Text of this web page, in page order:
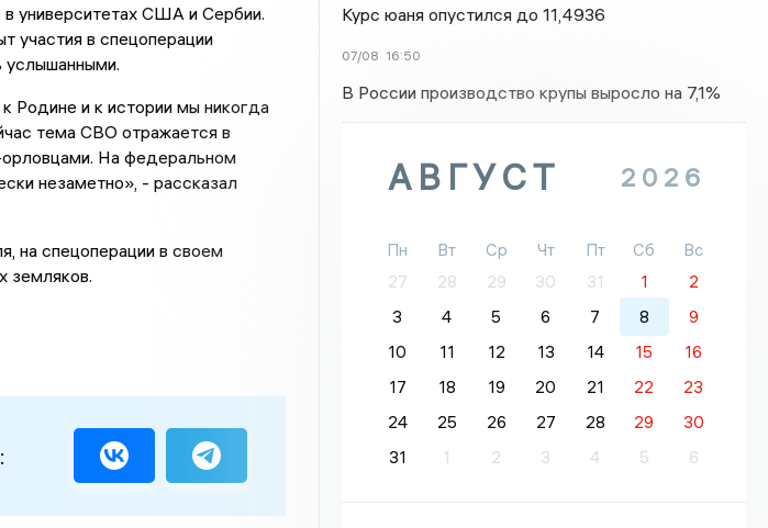
в университетах США и Сербии.
участия в спецоперации
услышанными.
Родине и к истории мы никогда
тема СВО отражается в
орловцами. На федеральном
незаметно», - рассказал
на спецоперации в своем
земляков.
Курс юаня опустился до 11,4936
07/08 16:50
В России производство крупы выросло на 7,1%
АВГУСТ 2026
Пн Вт Ср Чт Пт Сб
Вс
27
28 29 30 31 1
2
3
4 5 6 7 8
9
10
11 12 13 14 15
16
17
18 19 20 21 22
23
24
25 26 27 28 29
30
31
1 2 3 4 5 6